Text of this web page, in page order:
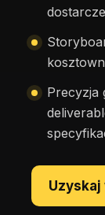
Precyzja